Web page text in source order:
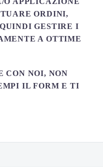
ORDINI,
GESTIRE I
A OTTIME
CON NOI, NON
IL FORM E TI